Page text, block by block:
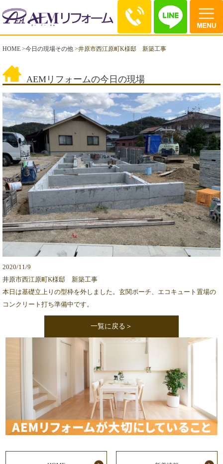
HOME >今日の現場その他 >井原市西江原町K様邸 新築工事
AEMリフォームの今日の現場
2020/11/9
井原市西江原町K様邸 新築工事
本日は基礎立上りの型枠を外しました。玄関ポーチ、エコキュート置場の
コンクリート打ち準備中です。
一覧に戻る＞